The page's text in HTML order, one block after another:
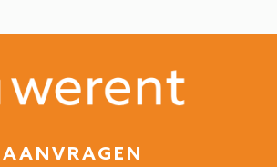
mit dem Strom, darum wurde
nächsten Tag gekümmert.
war etwas spärlich ausgestattet
AANVRAGEN